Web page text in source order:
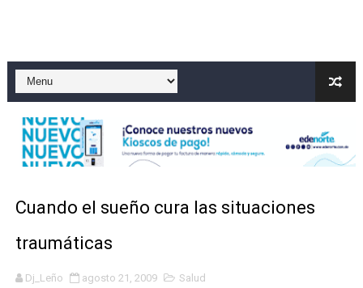
Nuevo Código Penal: hasta 20 años de cárcel por robo
La nube sahariana número 14 se ha alejado de
Tasa del dólar jueves 06 de agosto de 2026
Indomet pronostica temperaturas de hasta 35 °C para
JAPY VERDEI MISS MICHELL ROSARIO
Cuando el sueño cura las situaciones
traumáticas
Dj_Leño agosto 21, 2009 Salud